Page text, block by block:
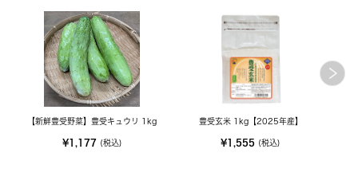
【新鮮豊受野菜】豊受キュウリ 1kg
¥1,177 (税込)
豊受玄米 1kg【2025年産】
¥1,555 (税込)